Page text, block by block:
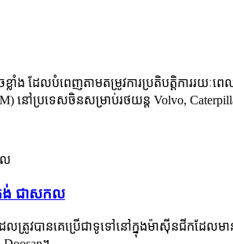
លាំង ដែល​បំពេញ​តាម​តម្រូវការ​ប្រតិបត្តិការ​រយ
ៅ​ប្រទេស​ចិន​សម្រាប់​រថយន្ត Volvo,
ង់ ជាសកល
ត្រូវបានគេប្រើជាទូទៅនៅក្នុងម៉ាស៊ីនជីកដែ